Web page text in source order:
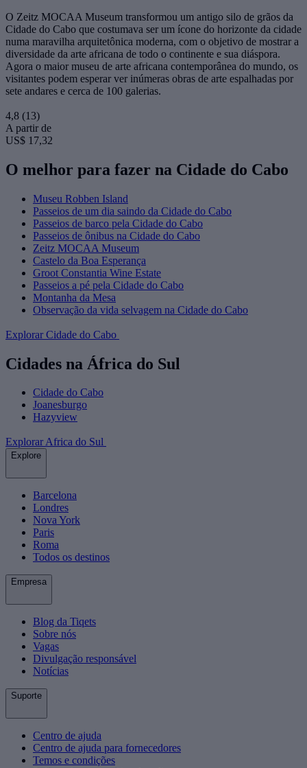
O Zeitz MOCAA Museum transformou um antigo silo de grãos da
Cidade do Cabo que costumava ser um ícone do horizonte da cidade
numa maravilha arquitetônica moderna, com o objetivo de mostrar a
diversidade da arte africana de todo o continente e sua diáspora.
Agora o maior museu de arte africana contemporânea do mundo, os
visitantes podem esperar ver inúmeras obras de arte espalhadas por
sete andares e cerca de 100 galerias.
4,8 (13)
A partir de
US$ 17,32
O melhor para fazer na Cidade do Cabo
Museu Robben Island
Passeios de um dia saindo da Cidade do Cabo
Passeios de barco pela Cidade do Cabo
Passeios de ônibus na Cidade do Cabo
Zeitz MOCAA Museum
Castelo da Boa Esperança
Groot Constantia Wine Estate
Passeios a pé pela Cidade do Cabo
Montanha da Mesa
Observação da vida selvagem na Cidade do Cabo
Explorar Cidade do Cabo
Cidades na África do Sul
Cidade do Cabo
Joanesburgo
Hazyview
Explorar Africa do Sul
Explore
Barcelona
Londres
Nova York
Paris
Roma
Todos os destinos
Empresa
Blog da Tiqets
Sobre nós
Vagas
Divulgação responsável
Notícias
Suporte
Centro de ajuda
Centro de ajuda para fornecedores
Temos e condições